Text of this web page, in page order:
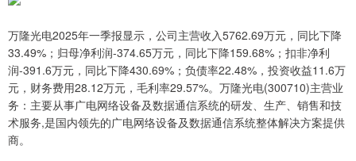
万隆光电2025年一季报显示，公司主营收入5762.69万元，同比下降
33.49%；归母净利润-374.65万元，同比下降159.68%；扣非净利
润-391.6万元，同比下降430.69%；负债率22.48%，投资收益11.6万
元，财务费用28.12万元，毛利率29.57%。万隆光电(300710)主营业
务：主要从事广电网络设备及数据通信系统的研发、生产、销售和技
术服务,是国内领先的广电网络设备及数据通信系统整体解决方案提供
商。